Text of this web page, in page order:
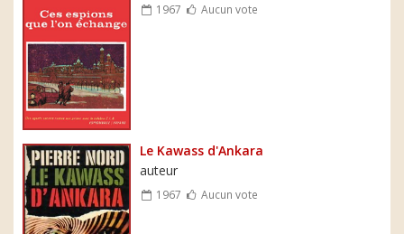
1967 Aucun vote
Le Kawass d'Ankara
auteur
1967 Aucun vote